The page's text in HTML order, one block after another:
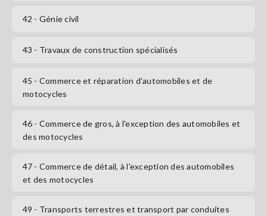
42 - Génie civil
43 - Travaux de construction spécialisés
45 - Commerce et réparation d'automobiles et de
motocycles
46 - Commerce de gros, à l'exception des automobiles et
des motocycles
47 - Commerce de détail, à l'exception des automobiles
et des motocycles
49 - Transports terrestres et transport par conduites